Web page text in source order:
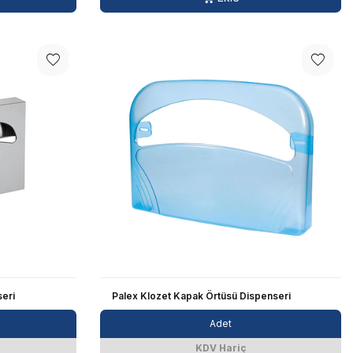
Palex Klozet Kapak Örtüsü Dispenseri
Adet
KDV Hariç